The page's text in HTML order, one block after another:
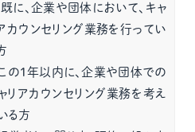
に、企業や団体において、キャ
カウンセリング業務を行ってい
の1年以内に、企業や団体での
リアカウンセリング業務を考え
る方